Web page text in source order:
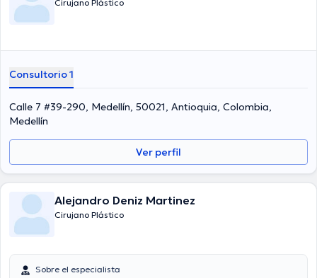
Cirujano Plástico
Consultorio 1
Calle 7 #39-290, Medellín, 50021, Antioquia, Colombia,
Medellín
Ver perfil
Alejandro Deniz Martinez
Cirujano Plástico
Sobre el especialista